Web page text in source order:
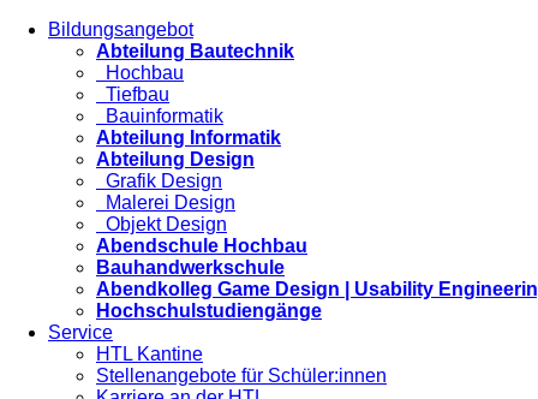
Bildungsangebot
Abteilung Bautechnik
Hochbau
Tiefbau
Bauinformatik
Abteilung Informatik
Abteilung Design
Grafik Design
Malerei Design
Objekt Design
Abendschule Hochbau
Bauhandwerkschule
Abendkolleg Game Design | Usability
Hochschulstudiengänge
Service
HTL Kantine
Stellenangebote für Schüler:innen